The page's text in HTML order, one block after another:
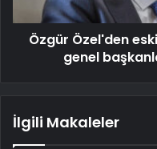
Özgür Özel'den
genel
İlgili Makaleler